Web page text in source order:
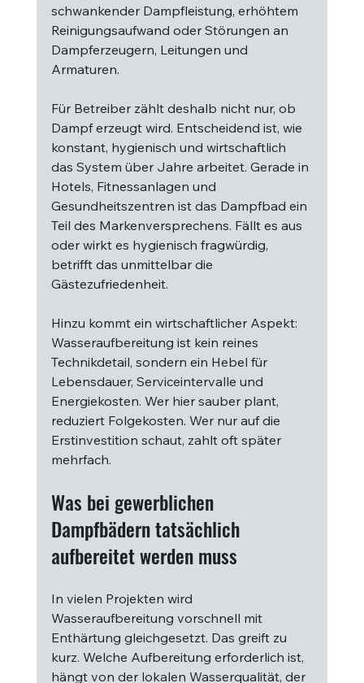
schwankender Dampfleistung, erhöhtem
Reinigungsaufwand oder Störungen an
Dampferzeugern, Leitungen und
Armaturen.
Für Betreiber zählt deshalb nicht nur, ob
Dampf erzeugt wird. Entscheidend ist, wie
konstant, hygienisch und wirtschaftlich
das System über Jahre arbeitet. Gerade in
Hotels, Fitnessanlagen und
Gesundheitszentren ist das Dampfbad ein
Teil des Markenversprechens. Fällt es aus
oder wirkt es hygienisch fragwürdig,
betrifft das unmittelbar die
Gästezufriedenheit.
Hinzu kommt ein wirtschaftlicher Aspekt:
Wasseraufbereitung ist kein reines
Technikdetail, sondern ein Hebel für
Lebensdauer, Serviceintervalle und
Energiekosten. Wer hier sauber plant,
reduziert Folgekosten. Wer nur auf die
Erstinvestition schaut, zahlt oft später
mehrfach.
Was bei gewerblichen
Dampfbädern tatsächlich
aufbereitet werden muss
In vielen Projekten wird
Wasseraufbereitung vorschnell mit
Enthärtung gleichgesetzt. Das greift zu
kurz. Welche Aufbereitung erforderlich ist,
hängt von der lokalen Wasserqualität, der